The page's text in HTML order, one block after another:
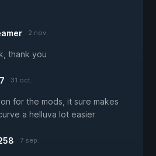
2 nov.
thank you
31 oct.
for the mods, it sure makes
a helluva lot easier
7 sep.